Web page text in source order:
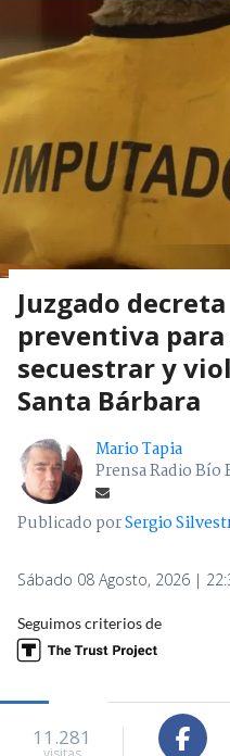
Juzgado
preventiva
secuestrar y
Santa Bárbara
Mario Tapia
Prensa Radio Bío
Publicado porSergio
Sábado 08 Agosto, 2026 |
Seguimos criterios de
11.281